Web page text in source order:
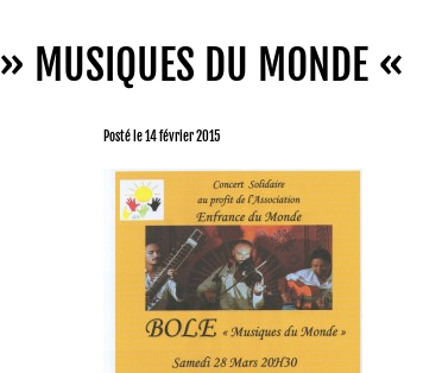
MUSIQUES DU MONDE «
Posté le14 février 2015